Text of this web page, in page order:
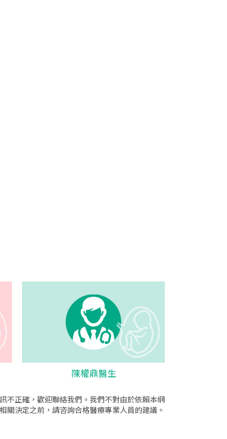
陳權鼎醫生
不正確，歡迎聯絡我們。我們不對由於依賴本網
決定之前，請咨詢合格醫療專業人員的建議。